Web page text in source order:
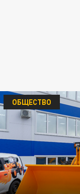
ОБЩЕСТВО